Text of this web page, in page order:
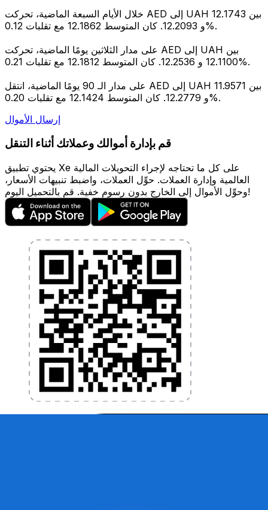
خلال الأيام السبعة الماضية، تحركت AED إلى UAH بين 12.1743
و 12.2093. كان المتوسط 12.1862 مع تقلبات 0.12%.
على مدار الثلاثين يومًا الماضية، تحركت AED إلى UAH بين
12.1100 و 12.2536. كان المتوسط 12.1812 مع تقلبات 0.21%.
على مدار الـ 90 يومًا الماضية، انتقل AED إلى UAH بين 11.9571
و 12.2779. كان المتوسط 12.1424 مع تقلبات 0.20%.
إرسال الأموال
قم بإدارة أموالك وعملاتك أثناء التنقل
يحتوي تطبيق Xe على كل ما تحتاجه لإجراء التحويلات المالية
العالمية وإدارة العملات. حوِّل العملات، واضبط تنبيهات الأسعار،
وحوِّل الأموال إلى الخارج بدون رسوم خفية. قم بالتحميل اليوم!